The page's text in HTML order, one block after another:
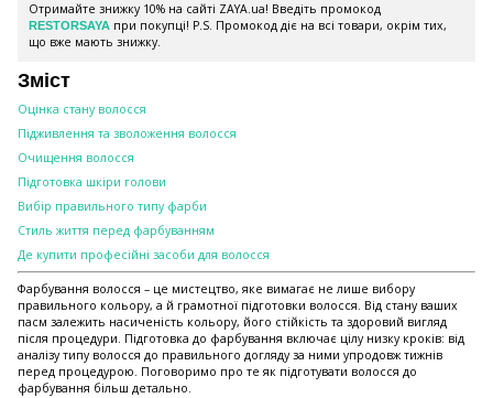
Отримайте знижку 10% на сайті ZAYA.ua! Введіть промокод
RESTORSAYA при покупці! P.S. Промокод діє на всі товари, окрім тих,
що вже мають знижку.
Зміст
Оцінка стану волосся
Підживлення та зволоження волосся
Очищення волосся
Підготовка шкіри голови
Вибір правильного типу фарби
Стиль життя перед фарбуванням
Де купити професійні засоби для волосся
Фарбування волосся – це мистецтво, яке вимагає не лише вибору
правильного кольору, а й грамотної підготовки волосся. Від стану ваших
пасм залежить насиченість кольору, його стійкість та здоровий вигляд
після процедури. Підготовка до фарбування включає цілу низку кроків: від
аналізу типу волосся до правильного догляду за ними упродовж тижнів
перед процедурою. Поговоримо про те як підготувати волосся до
фарбування більш детально.